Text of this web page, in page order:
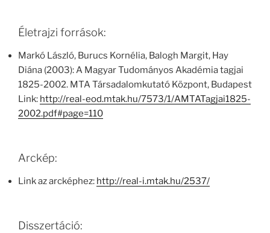
Életrajzi források:
Markó László, Burucs Kornélia, Balogh Margit, Hay
Diána (2003): A Magyar Tudományos Akadémia tagjai
1825-2002. MTA Társadalomkutató Központ, Budapest
Link: http://real-eod.mtak.hu/7573/1/AMTATagjai1825-
2002.pdf#page=110
Arckép:
Link az arcképhez: http://real-i.mtak.hu/2537/
Disszertáció: